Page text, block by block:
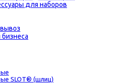
для наборов
SLOT® (шлиц)